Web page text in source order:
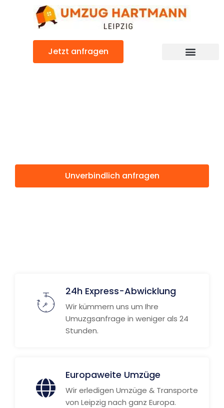
Jetzt anfragen
Unverbindlich anfragen
24h Express-Abwicklung
Wir kümmern uns um Ihre
Umuzgsanfrage in weniger als 24
Stunden.
Europaweite Umzüge
Wir erledigen Umzüge & Transporte
von Leipzig nach ganz Europa.